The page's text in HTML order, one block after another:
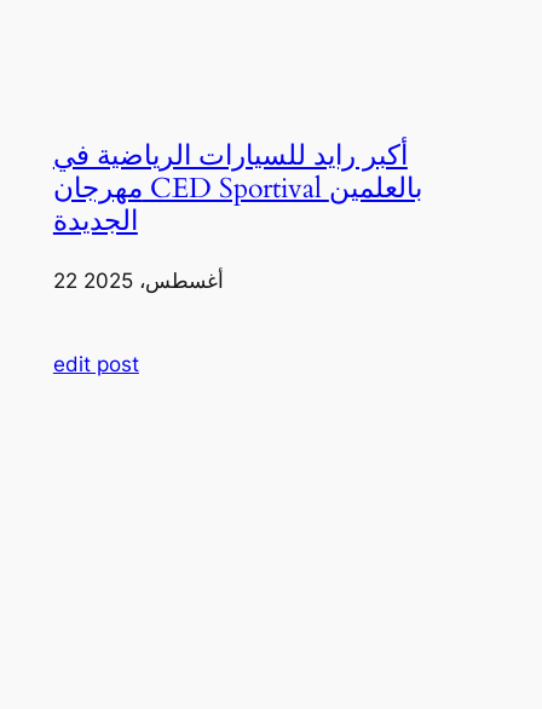
أكبر رايد للسيارات الرياضية في
مهرجان CED Sportival بالعلمين
الجديدة
22 أغسطس، 2025
edit post